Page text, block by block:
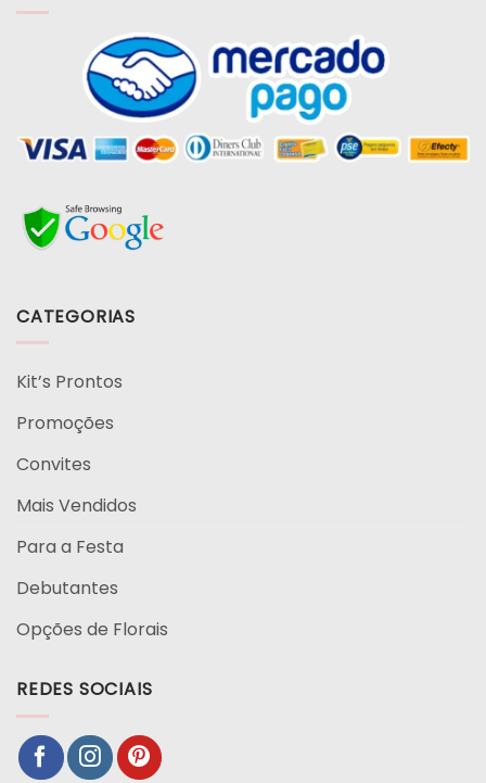
CATEGORIAS
Kit’s Prontos
Promoções
Convites
Mais Vendidos
Para a Festa
Debutantes
Opções de Florais
REDES SOCIAIS